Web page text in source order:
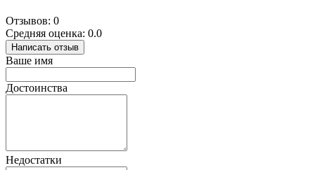
Отзывов: 0
Средняя оценка: 0.0
Написать отзыв
Ваше имя
Достоинства
Недостатки